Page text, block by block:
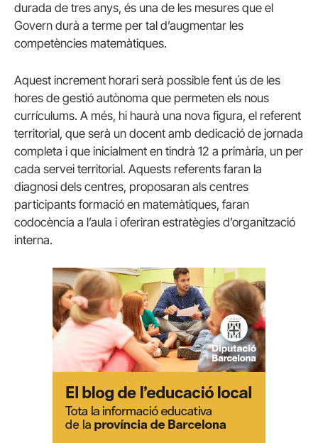
durada de tres anys, és una de les mesures que el
Govern durà a terme per tal d’augmentar les
competències matemàtiques.
Aquest increment horari serà possible fent ús de les
hores de gestió autònoma que permeten els nous
currículums. A més, hi haurà una nova figura, el referent
territorial, que serà un docent amb dedicació de jornada
completa i que inicialment en tindrà 12 a primària, un per
cada servei territorial. Aquests referents faran la
diagnosi dels centres, proposaran als centres
participants formació en matemàtiques, faran
codocència a l’aula i oferiran estratègies d’organització
interna.